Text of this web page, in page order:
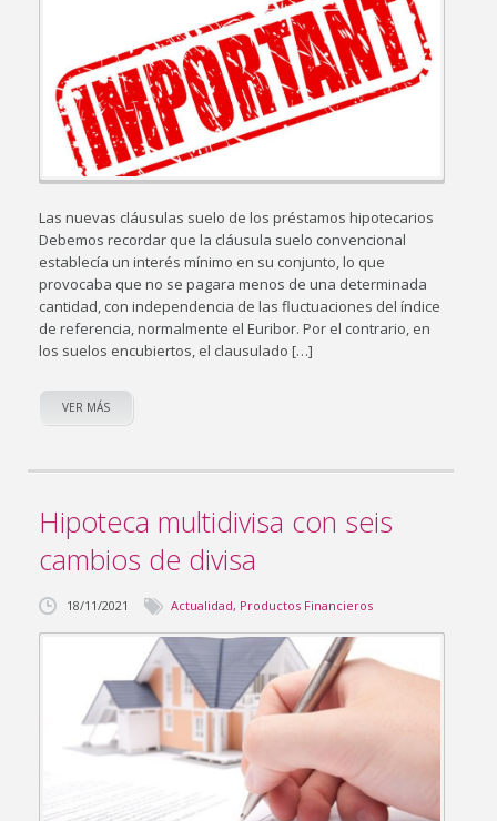
Las nuevas cláusulas suelo de los préstamos hipotecarios
Debemos recordar que la cláusula suelo convencional
establecía un interés mínimo en su conjunto, lo que
provocaba que no se pagara menos de una determinada
cantidad, con independencia de las fluctuaciones del índice
de referencia, normalmente el Euribor. Por el contrario, en
los suelos encubiertos, el clausulado […]
VER MÁS
Hipoteca multidivisa con seis
cambios de divisa
18/11/2021 Actualidad, Productos Financieros